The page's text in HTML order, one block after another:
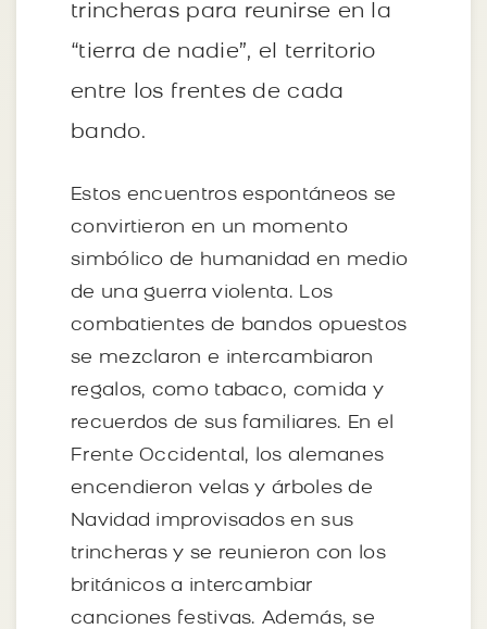
trincheras para reunirse en la
“tierra de nadie”, el territorio
entre los frentes de cada
bando.
Estos encuentros espontáneos se
convirtieron en un momento
simbólico de humanidad en medio
de una guerra violenta. Los
combatientes de bandos opuestos
se mezclaron e intercambiaron
regalos, como tabaco, comida y
recuerdos de sus familiares. En el
Frente Occidental, los alemanes
encendieron velas y árboles de
Navidad improvisados en sus
trincheras y se reunieron con los
británicos a intercambiar
canciones festivas. Además, se